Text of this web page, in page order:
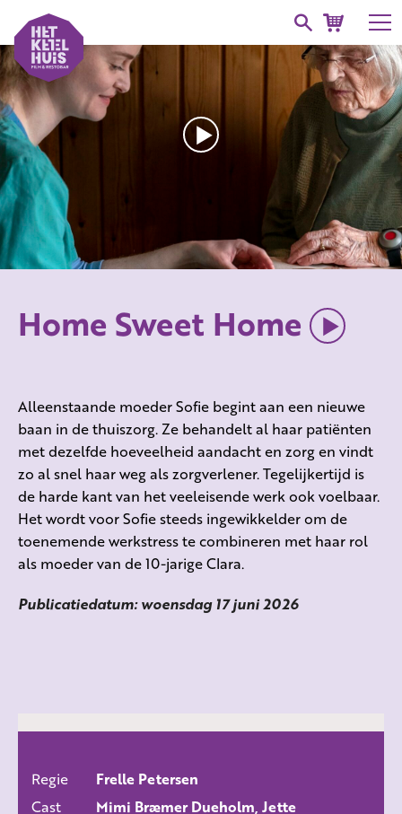
Home Sweet Home
Alleenstaande moeder Sofie begint aan een nieuwe
baan in de thuiszorg. Ze behandelt al haar patiënten
met dezelfde hoeveelheid aandacht en zorg en vindt
zo al snel haar weg als zorgverlener. Tegelijkertijd is
de harde kant van het veeleisende werk ook voelbaar.
Het wordt voor Sofie steeds ingewikkelder om de
toenemende werkstress te combineren met haar rol
als moeder van de 10-jarige Clara.
Publicatiedatum: woensdag 17 juni 2026
Regie
Frelle Petersen
Cast
Mimi Bræmer Dueholm, Jette